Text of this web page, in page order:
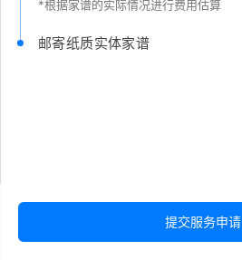
*根据家谱的实际情况进行费用估算
邮寄纸质实体家谱
提交服务申请